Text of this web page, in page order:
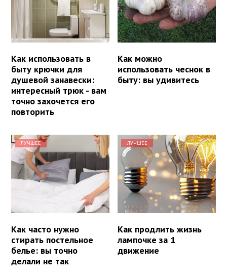
Как использовать в
быту крючки для
душевой занавески:
интересный трюк - вам
точно захочется его
повторить
Как можно
использовать чеснок в
быту: вы удивитесь
ЛУЧШЕЕ
Как часто нужно
стирать постельное
белье: вы точно
делали не так
ЛУЧШЕЕ
Как продлить жизнь
лампочке за 1
движение